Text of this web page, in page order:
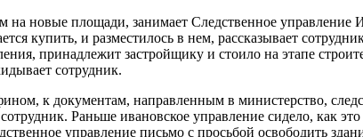
на новые площади, занимает Следственное
купить, и разместилось в нем, рассказывает
принадлежит застройщику и стоило на этапе
сотрудник.
к документам, направленным в министерство,
Раньше ивановское управление сидело, как
управление письмо с просьбой освободить